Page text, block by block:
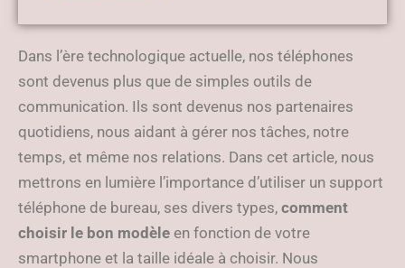
bureau : le guide complet
Dans l’ère technologique actuelle, nos téléphones
sont devenus plus que de simples outils de
communication. Ils sont devenus nos partenaires
quotidiens, nous aidant à gérer nos tâches, notre
temps, et même nos relations. Dans cet article, nous
mettrons en lumière l’importance d’utiliser un support
téléphone de bureau, ses divers types, comment
choisir le bon modèle en fonction de votre
smartphone et la taille idéale à choisir. Nous